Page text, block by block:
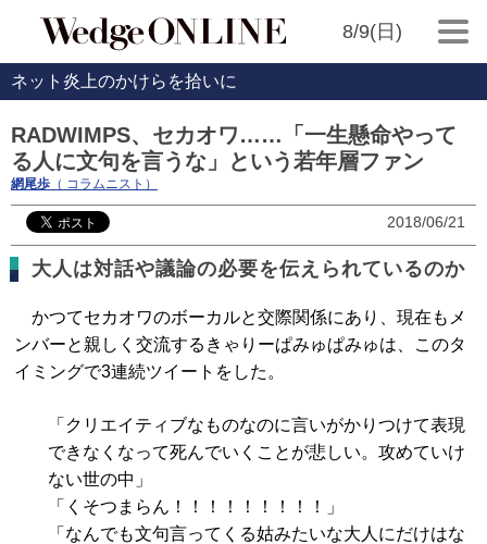
8/9(日)
ネット炎上のかけらを拾いに
RADWIMPS、セカオワ……「一生懸命やって
る人に文句を言うな」という若年層ファン
網尾歩 （ コラムニスト）
2018/06/21
大人は対話や議論の必要を伝えられているのか
かつてセカオワのボーカルと交際関係にあり、現在もメ
ンバーと親しく交流するきゃりーぱみゅぱみゅは、このタ
イミングで3連続ツイートをした。
「クリエイティブなものなのに言いがかりつけて表現
できなくなって死んでいくことが悲しい。攻めていけ
ない世の中」
「くそつまらん！！！！！！！！！」
「なんでも文句言ってくる姑みたいな大人にだけはな